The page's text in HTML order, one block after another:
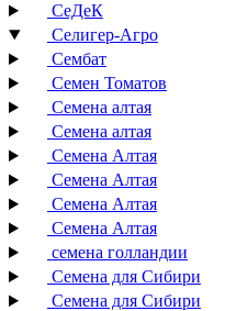
СеДеК
Селигер-Агро
Сембат
Семен Томатов
Семена алтая
Семена алтая
Семена Алтая
Семена Алтая
Семена Алтая
Семена Алтая
семена голландии
Семена для Сибири
Семена для Сибири